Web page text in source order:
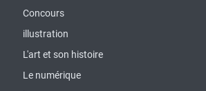
Concours
illustration
L'art et son histoire
Le numérique